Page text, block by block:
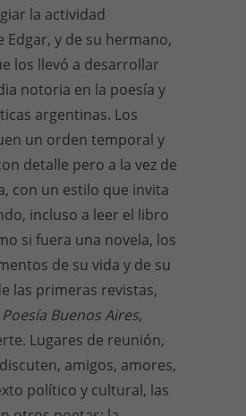
la actividad
Edgar, y de su hermano,
los llevó a desarrollar
notoria en la poesía y
argentinas. Los
un orden temporal y
detalle pero a la vez de
con un estilo que invita
incluso a leer el libro
si fuera una novela, los
de su vida y de su
las primeras revistas,
Poesía Buenos Aires,
Lugares de reunión,
amigos, amores,
político y cultural, las